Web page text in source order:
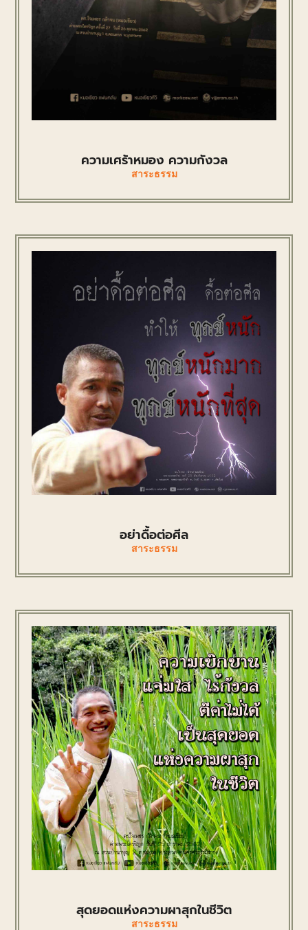
ความเศร้าหมอง ความกังวล
สาระธรรม
อย่าดื้อต่อศีล
สาระธรรม
สุดยอดแห่งความผาสุกในชีวิต
สาระธรรม